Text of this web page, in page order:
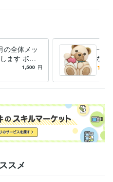
の全体メッ
ます ボリ
内容とカー
1,500 円
一年
なた
素敵
下
スメ